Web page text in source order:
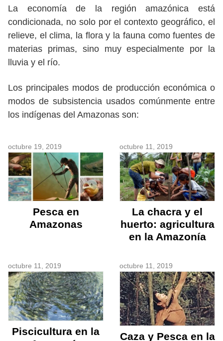
La economía de la región amazónica está
condicionada, no solo por el contexto geográfico, el
relieve, el clima, la flora y la fauna como fuentes de
materias primas, sino muy especialmente por la
lluvia y el río.
Los principales modos de producción económica o
modos de subsistencia usados comúnmente entre
los indígenas del Amazonas son:
octubre 19, 2019
Pesca en
Amazonas
octubre 11, 2019
La chacra y el
huerto: agricultura
en la Amazonía
octubre 11, 2019
Piscicultura en la
octubre 11, 2019
Caza y Pesca en la